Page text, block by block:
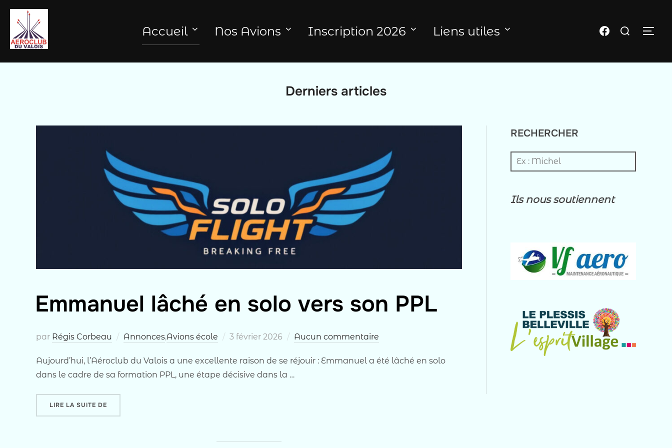
contenu
Accueil Nos Avions Inscription 2026 Liens utiles Page FB du clubRechercher :
Derniers articles
Emmanuel lâché en solo vers son PPL
par Régis Corbeau Annonces,Avions école
Publié
3 février 2026 Aucun commentaire
Aujourd’hui, l’Aéroclub du Valois a une excellente raison de se réjouir : Emmanuel a été lâché en solo
dans le cadre de sa formation PPL, une étape décisive dans la …
LIRE LA SUITE DE
RECHERCHER
Ils nous soutiennent